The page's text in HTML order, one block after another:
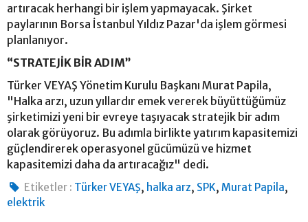
artıracak herhangi bir işlem yapmayacak. Şirket
paylarının Borsa İstanbul Yıldız Pazar'da işlem görmesi
planlanıyor.
“STRATEJİK BİR ADIM”
Türker VEYAŞ Yönetim Kurulu Başkanı Murat Papila,
"Halka arzı, uzun yıllardır emek vererek büyüttüğümüz
şirketimizi yeni bir evreye taşıyacak stratejik bir adım
olarak görüyoruz. Bu adımla birlikte yatırım kapasitemizi
güçlendirerek operasyonel gücümüzü ve hizmet
kapasitemizi daha da artıracağız" dedi.
Etiketler : Türker VEYAŞ, halka arz, SPK,Murat Papila,
elektrik